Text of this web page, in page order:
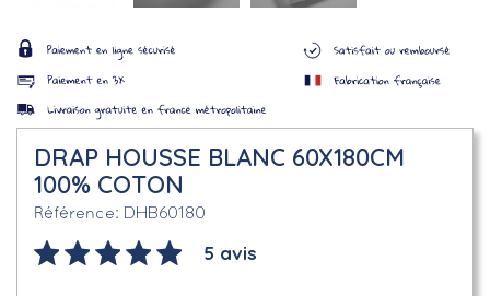
DRAP HOUSSE BLANC 60X180CM
100% COTON
Référence DHB60180
5 avis